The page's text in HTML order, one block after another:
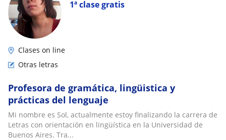
1ª clase gratis
Clases on line
Otras letras
Profesora de gramática, lingüistica y
prácticas del lenguaje
Mi nombre es Sol, actualmente estoy finalizando la carrera de
Letras con orientación en lingüística en la Universidad de
Buenos Aires. Tra...